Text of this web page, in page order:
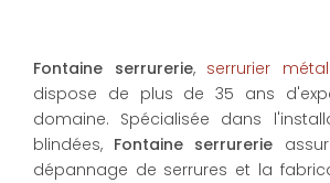
Fontaine serrurerie, serrurier
dispose de plus de 35 ans
domaine. Spécialisée dans
blindées, Fontaine serrurerie
dépannage de serrures et la